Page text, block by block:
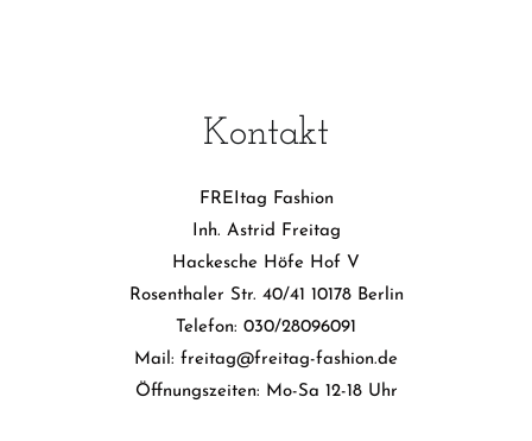
Kontakt
FREItag Fashion
Inh. Astrid Freitag
Hackesche Höfe Hof V
Rosenthaler Str. 40/41 10178 Berlin
Telefon: 030/28096091
Mail: freitag@freitag-fashion.de
Öffnungszeiten: Mo-Sa 12-18 Uhr